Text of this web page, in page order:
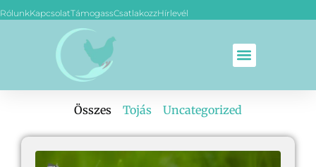
RólunkKapcsolatTámogassCsatlakozzHírlevél
Tojás Uncategorized
Összes